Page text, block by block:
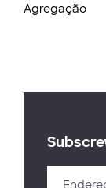
Agregação